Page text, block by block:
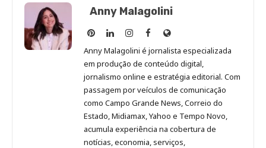
Anny Malagolini
Anny
Malagolini
no
Pinterest
Anny
Malagolini
no
LinkedIn
Anny
Malagolini
no
Instagram
Anny
Malagolini
no
Facebook
Site
de
Anny
Malagolini
Anny Malagolini é jornalista especializada
em produção de conteúdo digital,
jornalismo online e estratégia editorial. Com
passagem por veículos de comunicação
como Campo Grande News, Correio do
Estado, Midiamax, Yahoo e Tempo Novo,
acumula experiência na cobertura de
notícias, economia, serviços,